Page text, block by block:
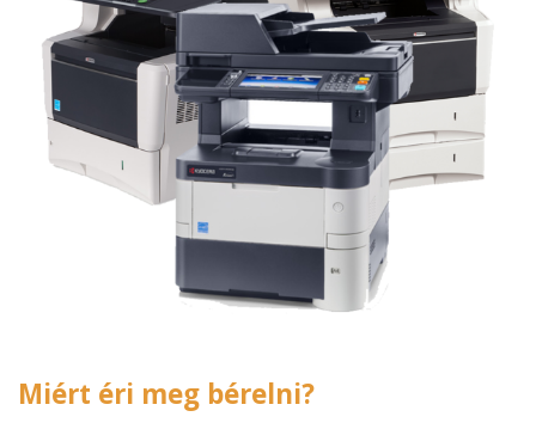
Miért éri meg bérelni?